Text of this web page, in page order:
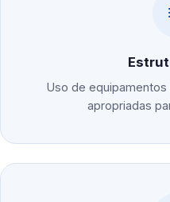
Uso de
apropriadas